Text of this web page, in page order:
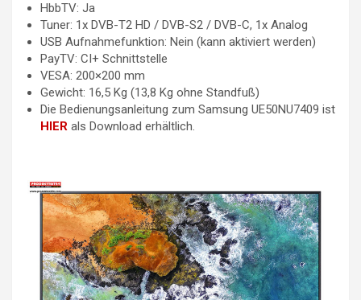
HbbTV: Ja
Tuner: 1x DVB-T2 HD / DVB-S2 / DVB-C, 1x Analog
USB Aufnahmefunktion: Nein (kann aktiviert werden)
PayTV: CI+ Schnittstelle
VESA: 200×200 mm
Gewicht: 16,5 Kg (13,8 Kg ohne Standfuß)
Die Bedienungsanleitung zum Samsung UE50NU7409 ist
HIER als Download erhältlich.